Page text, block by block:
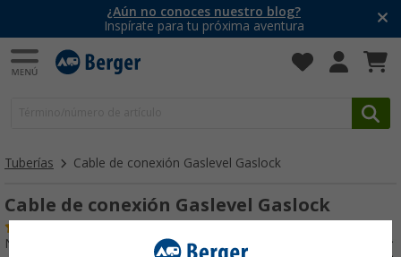
¿Aún no conoces nuestro blog?
Inspírate para tu próxima aventura
Tuberías Cable de conexión Gaslevel Gaslock
Cable de conexión Gaslevel Gaslock
Nº de artículo 228460